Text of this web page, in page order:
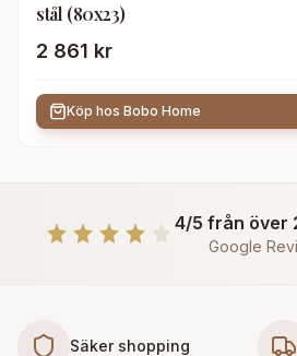
stål (80x23)
2 861 kr
Köp hos Bobo Home
4/5 från över
Google
Säker shopping